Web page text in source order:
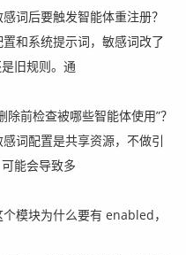
词后要触发智能体重注册？
和系统提示词，敏感词改了
旧规则。通
前检查被哪些智能体使用”？
词配置是共享资源，不做引
能会导致多
模块为什么要有 enabled，